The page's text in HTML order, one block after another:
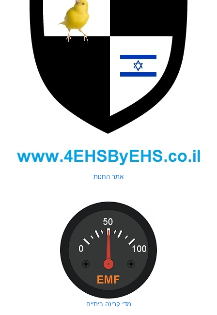
אתר החנות
מדי קרינה ביתיים